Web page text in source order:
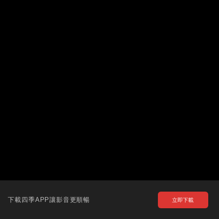
下載四季APP讓影音更順暢 立即下載